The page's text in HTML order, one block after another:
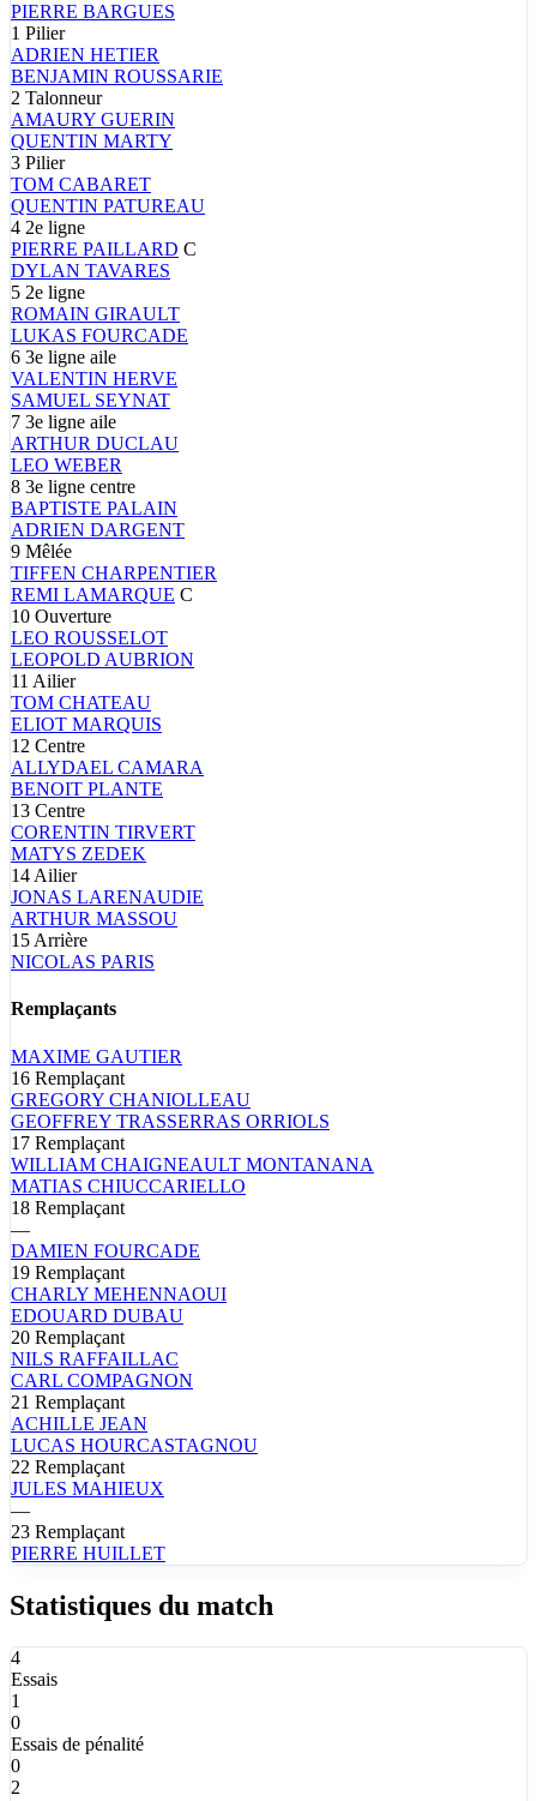
PIERRE BARGUES
1 Pilier
ADRIEN HETIER
BENJAMIN ROUSSARIE
2 Talonneur
AMAURY GUERIN
QUENTIN MARTY
3 Pilier
TOM CABARET
QUENTIN PATUREAU
4 2e ligne
PIERRE PAILLARD C
DYLAN TAVARES
5 2e ligne
ROMAIN GIRAULT
LUKAS FOURCADE
6 3e ligne aile
VALENTIN HERVE
SAMUEL SEYNAT
7 3e ligne aile
ARTHUR DUCLAU
LEO WEBER
8 3e ligne centre
BAPTISTE PALAIN
ADRIEN DARGENT
9 Mêlée
TIFFEN CHARPENTIER
REMI LAMARQUE C
10 Ouverture
LEO ROUSSELOT
LEOPOLD AUBRION
11 Ailier
TOM CHATEAU
ELIOT MARQUIS
12 Centre
ALLYDAEL CAMARA
BENOIT PLANTE
13 Centre
CORENTIN TIRVERT
MATYS ZEDEK
14 Ailier
JONAS LARENAUDIE
ARTHUR MASSOU
15 Arrière
NICOLAS PARIS
Remplaçants
MAXIME GAUTIER
16 Remplaçant
GREGORY CHANIOLLEAU
GEOFFREY TRASSERRAS ORRIOLS
17 Remplaçant
WILLIAM CHAIGNEAULT MONTANANA
MATIAS CHIUCCARIELLO
18 Remplaçant
—
DAMIEN FOURCADE
19 Remplaçant
CHARLY MEHENNAOUI
EDOUARD DUBAU
20 Remplaçant
NILS RAFFAILLAC
CARL COMPAGNON
21 Remplaçant
ACHILLE JEAN
LUCAS HOURCASTAGNOU
22 Remplaçant
JULES MAHIEUX
—
23 Remplaçant
PIERRE HUILLET
Statistiques du match
4
Essais
1
0
Essais de pénalité
0
2